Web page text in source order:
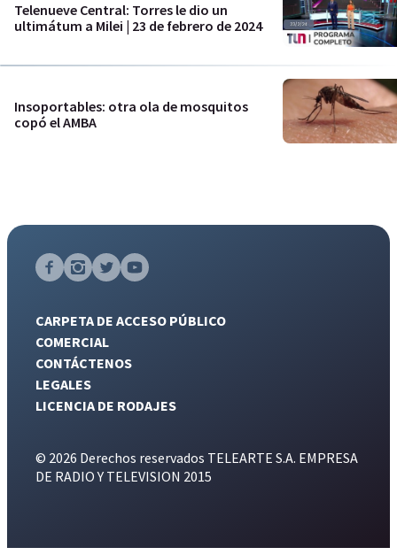
Telenueve Central: Torres le dio un
ultimátum a Milei | 23 de febrero de 2024
Insoportables: otra ola de mosquitos
copó el AMBA
CARPETA DE ACCESO PÚBLICO
COMERCIAL
CONTÁCTENOS
LEGALES
LICENCIA DE RODAJES
© 2026 Derechos reservados TELEARTE S.A. EMPRESA
DE RADIO Y TELEVISION 2015